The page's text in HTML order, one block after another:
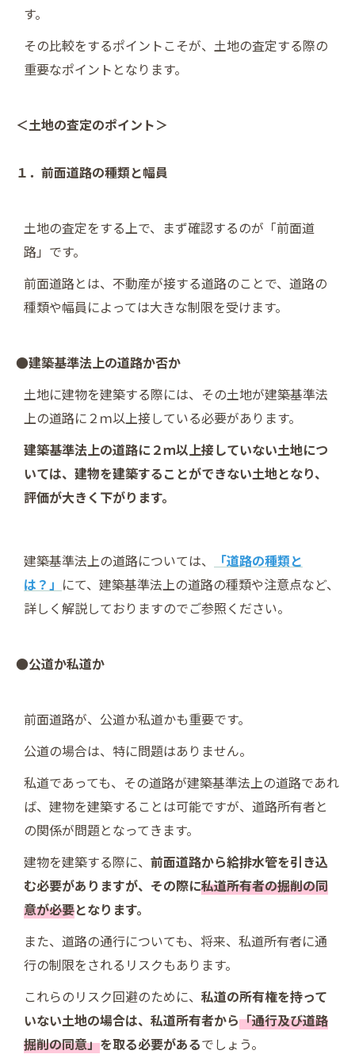
す。
その比較をするポイントこそが、土地の査定する際の
重要なポイントとなります。
＜土地の査定のポイント＞
１．前面道路の種類と幅員
土地の査定をする上で、まず確認するのが「前面道
路」です。
前面道路とは、不動産が接する道路のことで、道路の
種類や幅員によっては大きな制限を受けます。
●建築基準法上の道路か否か
土地に建物を建築する際には、その土地が建築基準法
上の道路に２ｍ以上接している必要があります。
建築基準法上の道路に２ｍ以上接していない土地につ
いては、建物を建築することができない土地となり、
評価が大きく下がります。
建築基準法上の道路については、
「道路の種類と
は？」 にて、建築基準法上の道路の種類や注意点など、
詳しく解説しておりますのでご参照ください。
●公道か私道か
前面道路が、公道か私道かも重要です。
公道の場合は、特に問題はありません。
私道であっても、その道路が建築基準法上の道路であれ
ば、建物を建築することは可能ですが、道路所有者と
の関係が問題となってきます。
建物を建築する際に、 前面道路から給排水管を引き込
む必要がありますが、その際に私道所有者の掘削の同
意が必要となります。
また、道路の通行についても、将来、私道所有者に通
行の制限をされるリスクもあります。
これらのリスク回避のために、 私道の所有権を持って
いない土地の場合は、私道所有者から「通行及び道路
掘削の同意」を取る必要があるでしょう。